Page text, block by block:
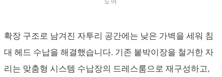
도어
확장 구조로 남겨진 자투리 공간에는 낮은 가벽을 세워 침
대 헤드 수납을 해결했습니다. 기존 붙박이장을 철거한 자
리는 맞춤형 시스템 수납장의 드레스룸으로 재구성하고,